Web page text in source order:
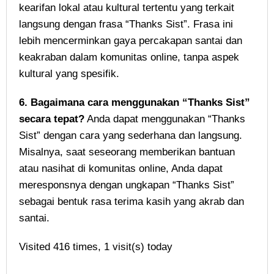
kearifan lokal atau kultural tertentu yang terkait
langsung dengan frasa “Thanks Sist”. Frasa ini
lebih mencerminkan gaya percakapan santai dan
keakraban dalam komunitas online, tanpa aspek
kultural yang spesifik.
6. Bagaimana cara menggunakan “Thanks Sist”
secara tepat? Anda dapat menggunakan “Thanks
Sist” dengan cara yang sederhana dan langsung.
Misalnya, saat seseorang memberikan bantuan
atau nasihat di komunitas online, Anda dapat
meresponsnya dengan ungkapan “Thanks Sist”
sebagai bentuk rasa terima kasih yang akrab dan
santai.
Visited 416 times, 1 visit(s) today